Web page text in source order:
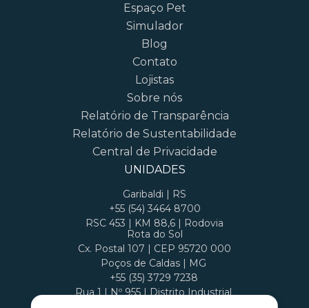
Espaço Pet
Simulador
Blog
Contato
Lojistas
Sobre nós
Relatório de Transparência
Relatório de Sustentabilidade
Central de Privacidade
UNIDADES
Garibaldi | RS
+55 (54) 3464 8700
RSC 453 | KM 88,6 | Rodovia
Rota do Sol
Cx. Postal 107 | CEP 95720 000
Poços de Caldas | MG
+55 (35) 3729 7238
Rua 1 | Nº 955 | Distrito Industrial